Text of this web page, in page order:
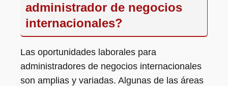
administrador de negocios
internacionales?
Las oportunidades laborales para
administradores de negocios internacionales
son amplias y variadas. Algunas de las áreas